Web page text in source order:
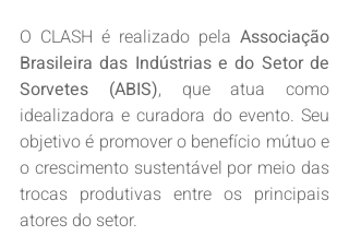
O CLASH é realizado pela Associação
Brasileira das Indústrias e do Setor de
Sorvetes (ABIS), que atua como
idealizadora e curadora do evento. Seu
objetivo é promover o benefício mútuo e
o crescimento sustentável por meio das
trocas produtivas entre os principais
atores do setor.